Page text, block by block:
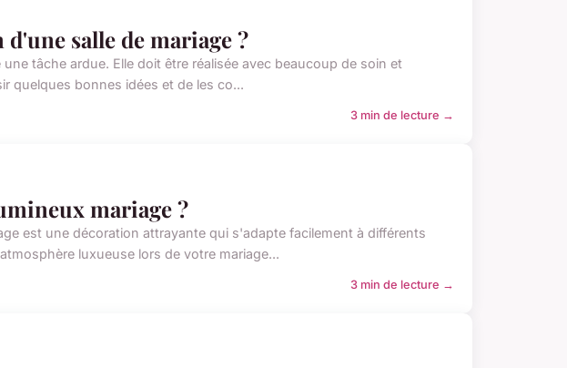
salle de mariage ?
tâche ardue. Elle doit être réalisée avec beaucoup de soin et
quelques bonnes idées et de les co...
3 min de lecture →
mariage ?
est une décoration attrayante qui s'adapte facilement à différents
luxueuse lors de votre mariage...
3 min de lecture →